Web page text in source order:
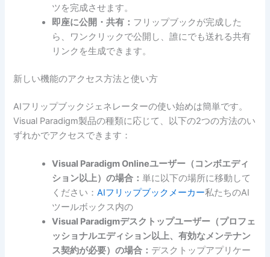
ツを完成させます。
即座に公開・共有： フリップブックが完成した
ら、ワンクリックで公開し、誰にでも送れる共有
リンクを生成できます。
新しい機能のアクセス方法と使い方
AIフリップブックジェネレーターの使い始めは簡単です。
Visual Paradigm製品の種類に応じて、以下の2つの方法のい
ずれかでアクセスできます：
Visual Paradigm Onlineユーザー（コンボエディ
ション以上）の場合：単に以下の場所に移動して
ください：AIフリップブックメーカー私たちのAI
ツールボックス内の
Visual Paradigmデスクトップユーザー（プロフェ
ッショナルエディション以上、有効なメンテナン
ス契約が必要）の場合： デスクトップアプリケー